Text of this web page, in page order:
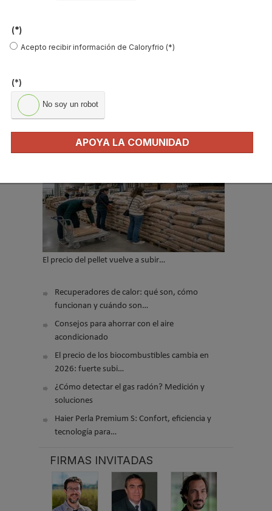
Enviar
El precio del pellet vuelve a subir…
Recuperadores de calor: qué son, cómo
funcionan y cuándo son…
Consejos para ahorrar con el aire
acondicionado
El precio de los biocombustibles cambia en
2026: fuerte subi…
¿Cómo detectar el gas radón? Medición y
soluciones
Haier Perla Premium S: Confort, eficiencia y
tecnología para…
FIRMAS INVITADAS
(*)
Acepto recibir información de Caloryfrio (*)
(*)
No soy un robot
APOYA LA COMUNIDAD